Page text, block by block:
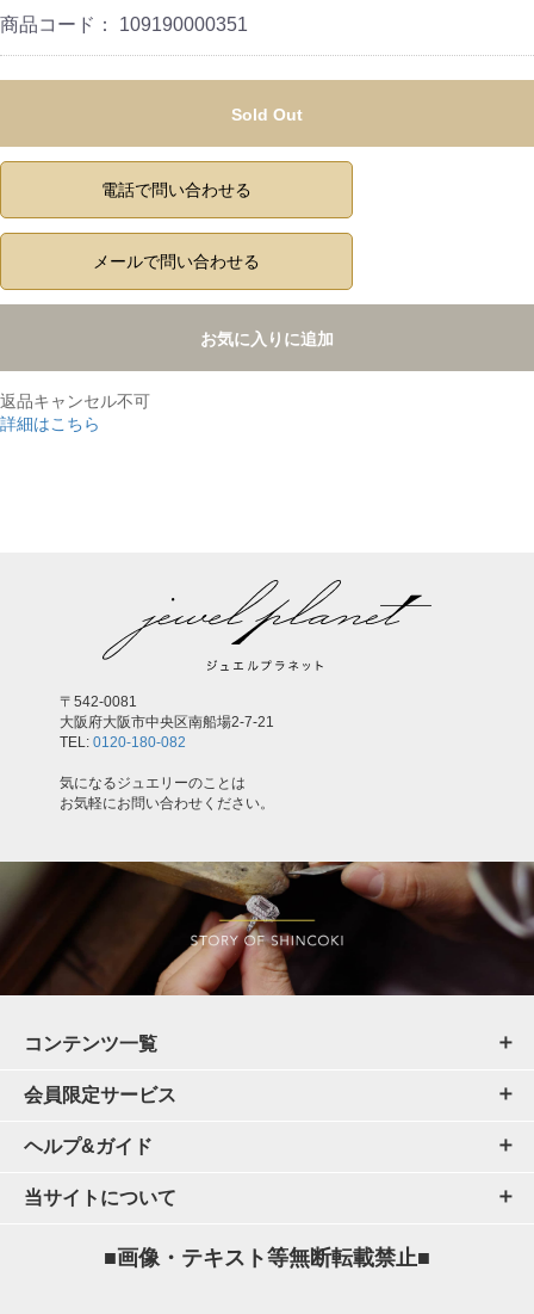
商品コード： 109190000351
Sold Out
電話で問い合わせる
メールで問い合わせる
お気に入りに追加
返品キャンセル不可
詳細はこちら
〒542-0081
大阪府大阪市中央区南船場2-7-21
TEL: 0120-180-082
気になるジュエリーのことは
お気軽にお問い合わせください。
コンテンツ一覧
会員限定サービス
ヘルプ&ガイド
当サイトについて
■画像・テキスト等無断転載禁止■